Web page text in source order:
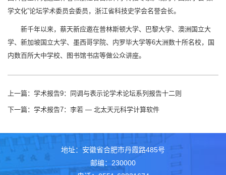
学文化”论坛学术委员会委员，浙江省科技史学会名誉会长。
新千年以来，蔡天新应邀在普林斯顿大学、巴黎大学、澳洲国立大
学、新加坡国立大学、墨西哥学院、内罗毕大学等6大洲数十所名校，国
内数百所大中学校、图书馆书店等做公众讲座。
上一篇： 学术报告9：同调与表示论学术论坛系列报告十二则
下一篇： 学术报告7：李若 — 北太天元科学计算软件
地址：安徽省合肥市丹霞路485号
邮编：230000